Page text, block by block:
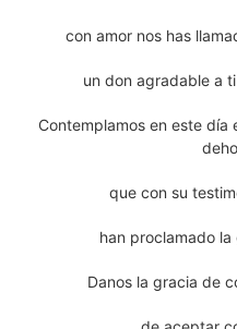
con amor nos has
un don agradable a
Contemplamos en este día
que con su
han proclamado
Danos la gracia de